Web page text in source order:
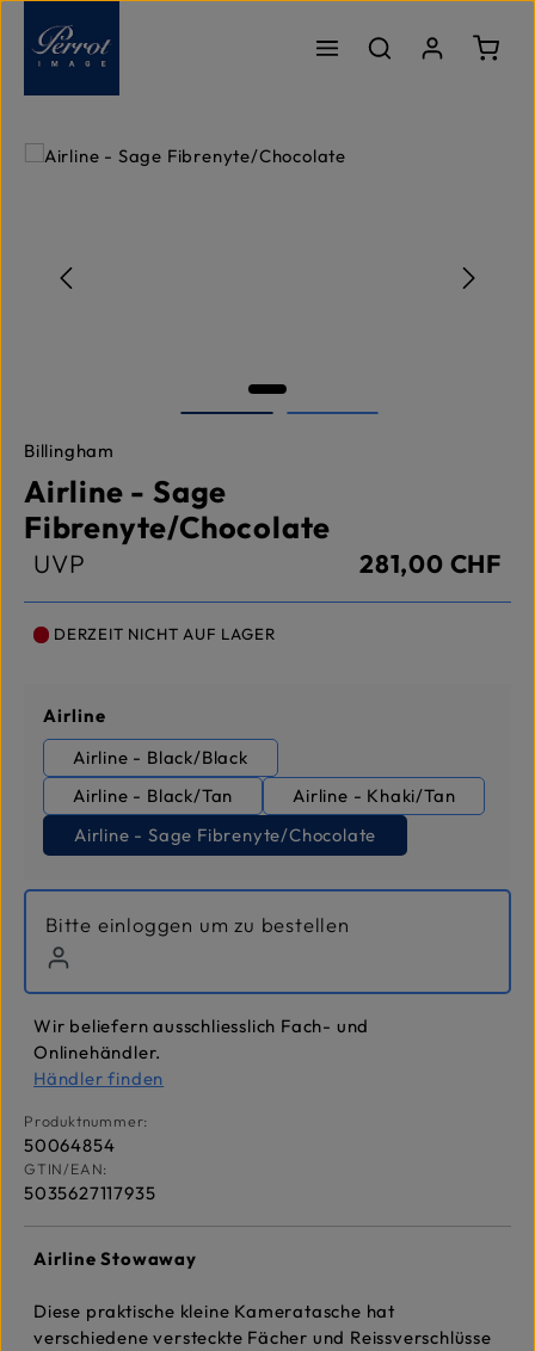
Zum Hauptinhalt springen
Bildergalerie überspringen
Billingham
Airline - Sage
Fibrenyte/Chocolate
UVP 281,00 CHF
DERZEIT NICHT AUF LAGER
Airlineauswählen
Airline - Black/Black
Airline - Black/Tan
Airline - Khaki/Tan
Airline - Sage Fibrenyte/Chocolate
Bitte einloggen um zu bestellen
Wir beliefern ausschliesslich Fach- und
Onlinehändler.
Händler finden
Produktnummer:
50064854
GTIN/EAN:
5035627117935
Airline Stowaway
Diese praktische kleine Kameratasche hat
verschiedene versteckte Fächer und Reissverschlüsse